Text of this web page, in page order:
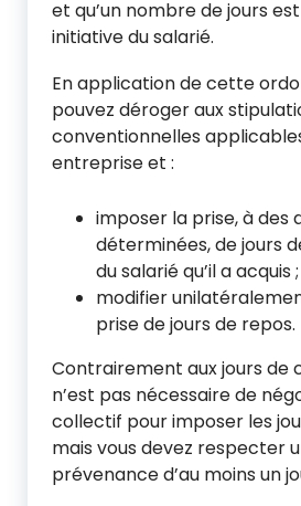
et qu’un nombre de jours
initiative du salarié.
En application de cette
pouvez déroger aux
conventionnelles
entreprise et :
imposer la prise, à des
déterminées, de jours
du salarié qu’il a acquis ;
modifier
prise de jours de repos.
Contrairement aux jours de
n’est pas nécessaire de
collectif pour imposer les
mais vous devez respecter
prévenance d’au moins un